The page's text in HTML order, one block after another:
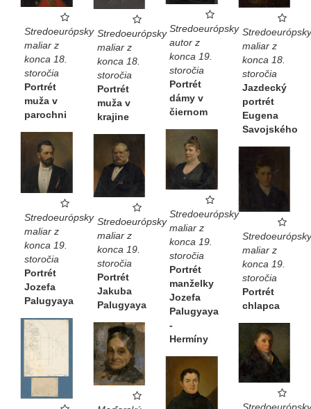
Stredoeurópsky
maliar z
konca 18.
storočia
Portrét
muža v
parochni
Stredoeurópsky
maliar z
konca 18.
storočia
Portrét
muža v
krajine
Stredoeurópsky
autor z
konca 19.
storočia
Portrét
dámy v
čiernom
Stredoeurópsky
maliar z
konca 18.
storočia
Jazdecký
portrét
Eugena
Savojského
Stredoeurópsky
maliar z
konca 19.
storočia
Portrét
manželky
Jozefa
Palugyaya
-
Hermíny
Stredoeurópsky
maliar z
konca 19.
storočia
Portrét
Jozefa
Palugyaya
Stredoeurópsky
maliar z
konca 19.
storočia
Portrét
Jakuba
Palugyaya
Stredoeurópsky
maliar z
konca 19.
storočia
Portrét
chlapca
Stredoeurópsky